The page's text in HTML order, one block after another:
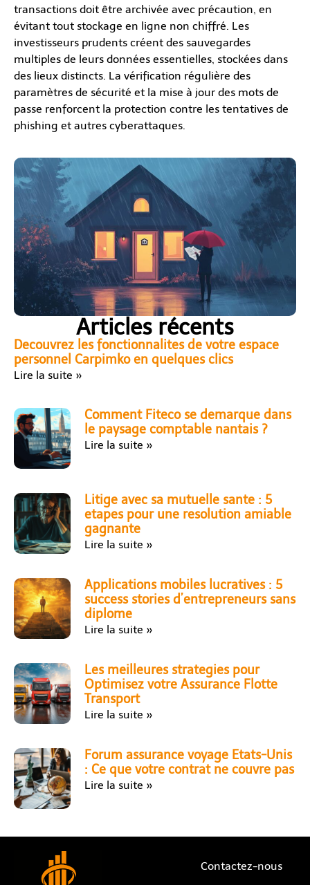
transactions doit être archivée avec précaution, en
évitant tout stockage en ligne non chiffré. Les
investisseurs prudents créent des sauvegardes
multiples de leurs données essentielles, stockées dans
des lieux distincts. La vérification régulière des
paramètres de sécurité et la mise à jour des mots de
passe renforcent la protection contre les tentatives de
phishing et autres cyberattaques.
Articles récents
Decouvrez les fonctionnalites de votre espace
personnel Carpimko en quelques clics
Lire la suite »
Comment Fiteco se demarque dans
le paysage comptable nantais ?
Lire la suite »
Litige avec sa mutuelle sante : 5
etapes pour une resolution amiable
gagnante
Lire la suite »
Applications mobiles lucratives : 5
success stories d’entrepreneurs sans
diplome
Lire la suite »
Les meilleures strategies pour
Optimisez votre Assurance Flotte
Transport
Lire la suite »
Forum assurance voyage Etats-Unis
: Ce que votre contrat ne couvre pas
Lire la suite »
Contactez-nous